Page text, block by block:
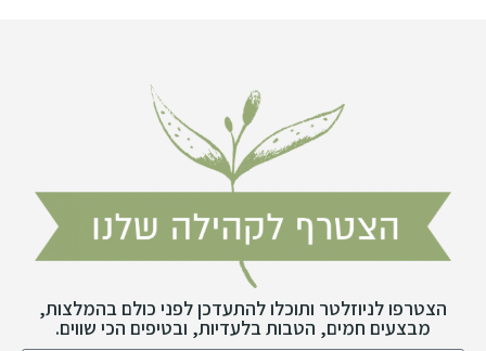
הצטרפו לניוזלטר ותוכלו להתעדכן לפני כולם בהמלצות,
מבצעים חמים, הטבות בלעדיות, ובטיפים הכי שווים.